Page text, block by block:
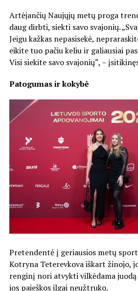
Artėjančių Naujųjų metų proga
daug dirbti, siekti savo svajonių.
Jeigu kažkas nepasisekė,
eikite tuo pačiu keliu ir galiausiai
Visi siekite savo svajonių“, –
Patogumas ir kokybė
Pretendentė į geriausios metų
Kotryna Teterevkova iškart žinojo,
renginį nori atvykti vilkėdama juodą
jos paieškos ilgai neužtruko.